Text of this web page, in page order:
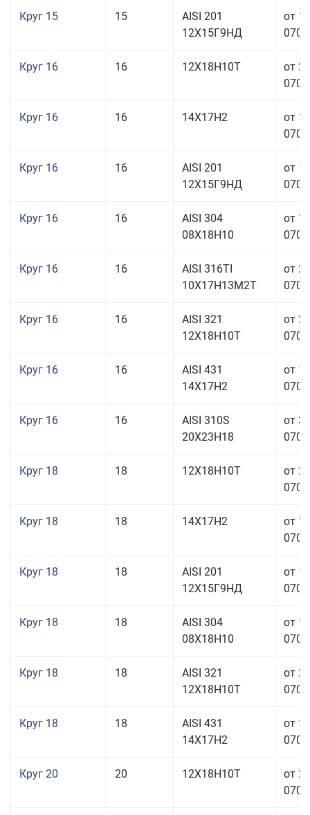
Круг 15 15
AISI 201
12Х15Г9НД
от
Круг 16 16 12Х18Н10Т
от
Круг 16 16 14Х17Н2
от
Круг 16 16
AISI 201
12Х15Г9НД
от
Круг 16 16
AISI 304
08Х18Н10
от
Круг 16 16
AISI 316TI
10Х17Н13М2Т
от
Круг 16 16
AISI 321
12Х18Н10Т
от
Круг 16 16
AISI 431
14Х17Н2
от
Круг 16 16
AISI 310S
20Х23Н18
от
Круг 18 18 12Х18Н10Т
от
Круг 18 18 14Х17Н2
от
Круг 18 18
AISI 201
12Х15Г9НД
от
Круг 18 18
AISI 304
08Х18Н10
от
Круг 18 18
AISI 321
12Х18Н10Т
от
Круг 18 18
AISI 431
14Х17Н2
от
Круг 20 20 12Х18Н10Т
от